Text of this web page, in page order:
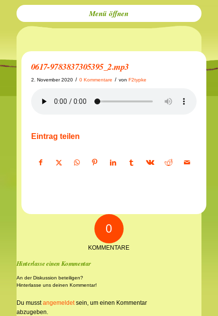
Menü
0617-9783837305395_2.mp3
2. November 2020 / 0 Kommentare / von F2typke
Eintrag teilen
0
KOMMENTARE
Hinterlasse einen Kommentar
An der Diskussion beteiligen?
Hinterlasse uns deinen Kommentar!
Du musstangemeldetsein, um einen Kommentar
abzugeben.